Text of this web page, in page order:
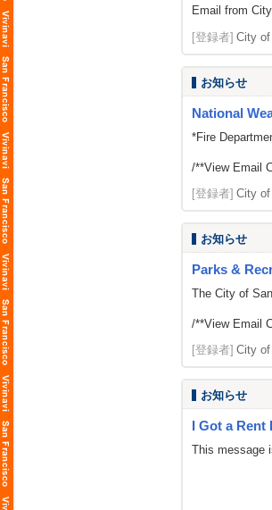
Email from
[登録者] City
お知らせ
National
*Fire
/**View Email
[登録者] City
お知らせ
Parks &
The City of
/**View Email
[登録者] City
お知らせ
I Got a Rent
This message